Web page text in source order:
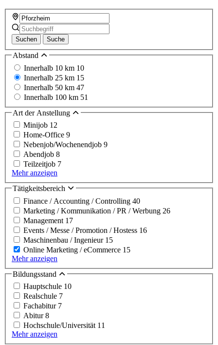
Suchen Suche
Abstand
Innerhalb 10 km 10
Innerhalb 25 km 15
Innerhalb 50 km 47
Innerhalb 100 km 51
Art der Anstellung
Minijob 12
Home-Office 9
Nebenjob/Wochenendjob 9
Abendjob 8
Teilzeitjob 7
Mehr anzeigen
Tätigkeitsbereich
Finance / Accounting / Controlling 40
Marketing / Kommunikation / PR / Werbung 26
Management 17
Events / Messe / Promotion / Hostess 16
Maschinenbau / Ingenieur 15
Online Marketing / eCommerce 15
Mehr anzeigen
Bildungsstand
Hauptschule 10
Realschule 7
Fachabitur 7
Abitur8
Hochschule/Universität 11
Mehr anzeigen